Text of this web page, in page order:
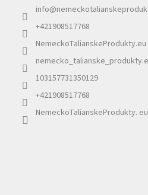
info@
+421908517768
NemeckoTalianskeProdukty.eu
103157731350129
+421908517768
NemeckoTalianskeProdukty. eu